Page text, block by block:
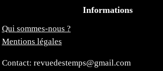
Informations
Qui sommes-nous ?
Mentions légales
Contact: revuedestemps@gmail.com